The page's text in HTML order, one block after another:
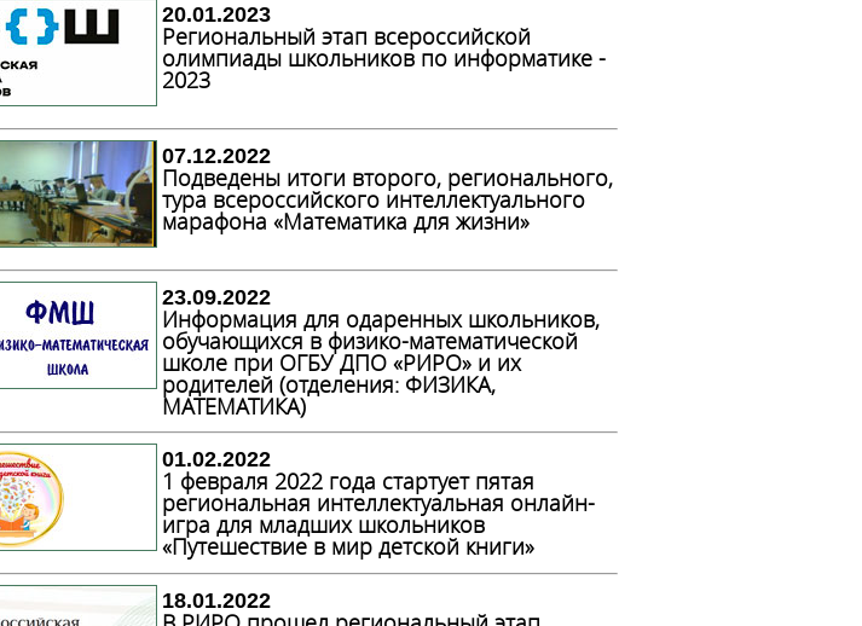
20.01.2023
Региональный этап всероссийской
олимпиады школьников по информатике -
2023
07.12.2022
Подведены итоги второго, регионального,
тура всероссийского интеллектуального
марафона «Математика для жизни»
23.09.2022
Информация для одаренных школьников,
обучающихся в физико-математической
школе при ОГБУ ДПО «РИРО» и их
родителей (отделения: ФИЗИКА,
МАТЕМАТИКА)
01.02.2022
1 февраля 2022 года стартует пятая
региональная интеллектуальная онлайн-
игра для младших школьников
«Путешествие в мир детской книги»
18.01.2022